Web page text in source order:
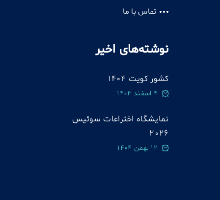
تماس با ما
نوشته‌های اخیر
کشور کویت 1404
4 اسفند 1404
نمایشگاه اختراعات سوئيس
2026
12 بهمن 1404